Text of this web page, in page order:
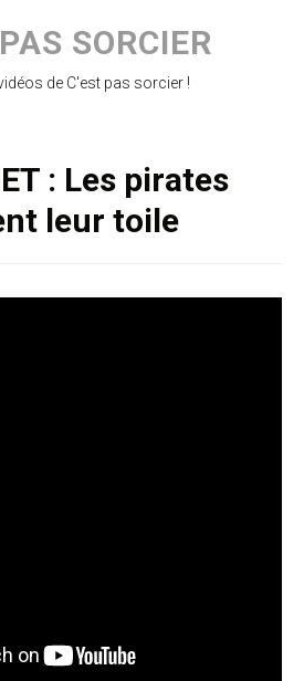
content
SORCIER
de C'est pas sorcier !
: Les pirates
leur toile